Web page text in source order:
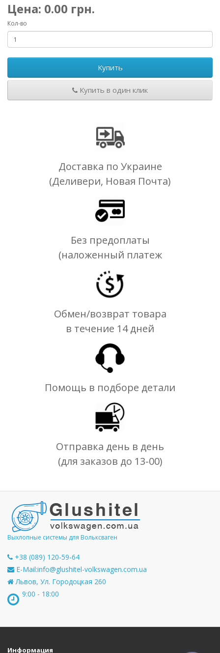
Цена: 0.00 грн.
Кол-во
Купить
Купить в один клик
Доставка по Украине
(Деливери, Новая Почта)
Без предоплаты
(наложенный платеж
Обмен/возврат товара
в течение 14 дней
Помощь в подборе детали
Отправка день в день
(для заказов до 13-00)
Выхлопные системы для Вольксваген
+38 (089) 120-59-64
E-Mail:info@glushitel-volkswagen.com.ua
Львов, Ул. Городоцкая 260
9:00 - 18:00
Информация